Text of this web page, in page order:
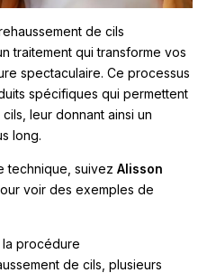
de cils
traitement qui transforme vos
spectaculaire. Ce processus
spécifiques qui permettent
leur donnant ainsi un
long.
technique, suivez Alisson
voir des exemples de
procédure
de cils, plusieurs